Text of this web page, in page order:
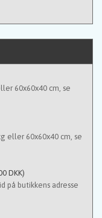
60x60x40 cm, se
eller 60x60x40 cm, se
DKK)
på butikkens adresse